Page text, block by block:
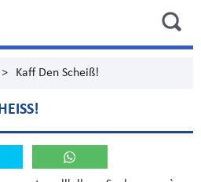
> Kaff Den Scheiß!